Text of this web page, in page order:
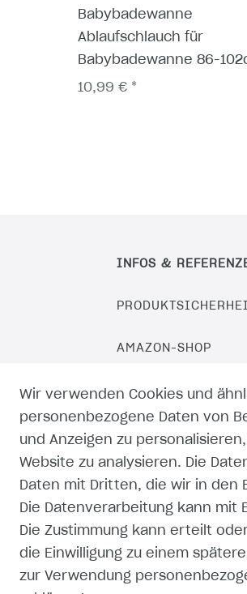
Babybadewanne
Ablaufschlauch für
Babybadewanne 86-
10,99 € *
INFOS &
AMAZON-SHOP
EBAY-SHOP
KAUFLAND-SHOP
Wir verwenden Cookies und
personenbezogene Daten von
und Anzeigen zu
Website zu analysieren. Die
Daten mit Dritten, die wir in den
Die Datenverarbeitung kann
Die Zustimmung kann erteilt
die Einwilligung zu einem
zur Verwendung